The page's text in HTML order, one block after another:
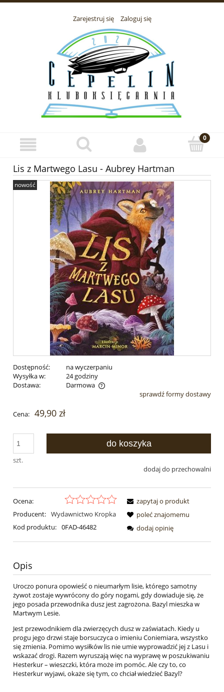
Zarejestruj się Zaloguj się
Lis z Martwego Lasu - Aubrey Hartman
nowość
Dostępność:
na wyczerpaniu
Wysyłka w:
24 godziny
Dostawa:
Darmowa
Cena nie zawiera ewentualnych kosztów płatnościsprawdź formy dostawy
Cena: 49,90 zł
szt.
do koszyka
dodaj do przechowalni
Ocena:
Producent: Wydawnictwo Kropka
Kod produktu: 0FAD-46482
zapytaj o produkt
poleć znajomemu
dodaj opinię
Opis
Uroczo ponura opowieść o nieumarłym lisie, którego samotny
żywot zostaje wywrócony do góry nogami, gdy dowiaduje się, że
jego posada przewodnika dusz jest zagrożona. Bazyl mieszka w
Martwym Lesie.
Jest przewodnikiem dla zwierzęcych dusz w zaświatach. Kiedy u
progu jego drzwi staje borsuczyca o imieniu Coniemiara, wszystko
się zmienia. Pomimo wysiłków lis nie umie wyprowadzić jej z Lasu i
wskazać drogi. Razem wyruszają więc na wyprawę w poszukiwaniu
Hesterkur – wieszczki, która może im pomóc. Ale czy to, co
Hesterkur wyjawi, okaże się tym, co chciał wiedzieć Bazyl?